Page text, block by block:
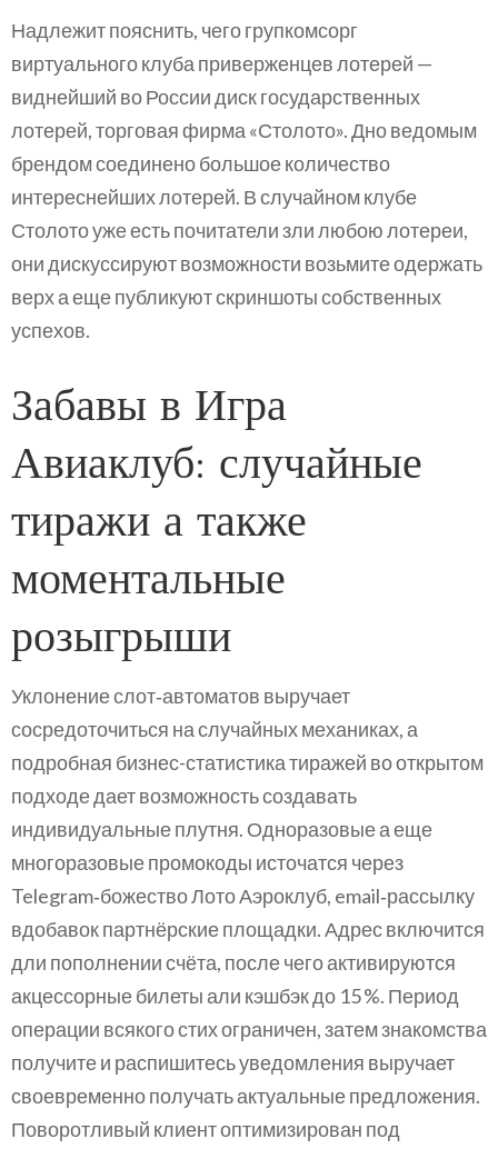
Надлежит пояснить, чего групкомсорг
виртуального клуба приверженцев лотерей —
виднейший во России диск государственных
лотерей, торговая фирма «Столото». Дно ведомым
брендом соединено большое количество
интереснейших лотерей. В случайном клубе
Столото уже есть почитатели зли любою лотереи,
они дискуссируют возможности возьмите одержать
верх а еще публикуют скриншоты собственных
успехов.
Забавы в Игра
Авиаклуб: случайные
тиражи а также
моментальные
розыгрыши
Уклонение слот‑автоматов выручает
сосредоточиться на случайных механиках, а
подробная бизнес-статистика тиражей во открытом
подходе дает возможность создавать
индивидуальные плутня. Одноразовые а еще
многоразовые промокоды источатся через
Telegram‑божество Лото Аэроклуб, email‑рассылку
вдобавок партнёрские площадки. Адрес включится
дли пополнении счёта, после чего активируются
акцессорные билеты али кэшбэк до 15 %. Период
операции всякого стих ограничен, затем знакомства
получите и распишитесь уведомления выручает
своевременно получать актуальные предложения.
Поворотливый клиент оптимизирован под